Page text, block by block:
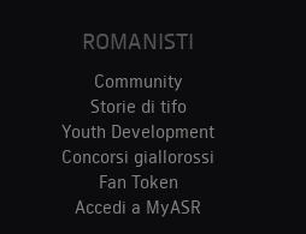
ROMANISTI
Community
Storie di tifo
Youth Development
Concorsi giallorossi
Fan Token
Accedi a MyASR